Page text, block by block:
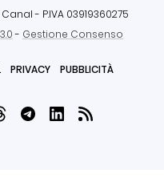
- P.IVA 03919360275
- Gestione Consenso
PRIVACY PUBBLICITÀ